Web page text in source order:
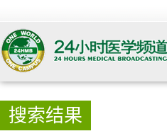
搜索结果